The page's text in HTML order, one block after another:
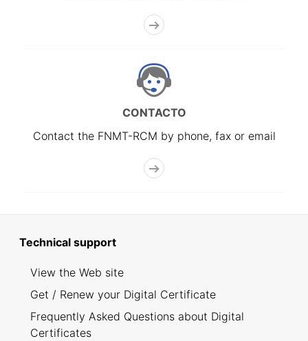
CONTACTO
Contact the FNMT-RCM by phone, fax or email
Technical support
View the Web site
Get / Renew your Digital Certificate
Frequently Asked Questions about Digital
Certificates